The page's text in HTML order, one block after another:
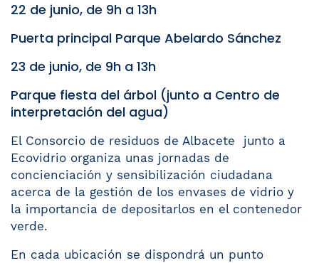
22 de junio, de 9h a 13h
Puerta principal Parque Abelardo Sánchez
23 de junio, de 9h a 13h
Parque fiesta del árbol (junto a Centro de
interpretación del agua)
El Consorcio de residuos de Albacete junto a
Ecovidrio organiza unas jornadas de
concienciación y sensibilización ciudadana
acerca de la gestión de los envases de vidrio y
la importancia de depositarlos en el contenedor
verde.
En cada ubicación se dispondrá un punto